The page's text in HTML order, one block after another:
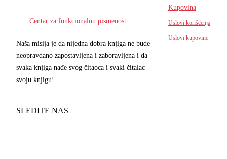
Centar za funkcionalnu pismenost
Naša misija je da nijedna dobra knjiga ne bude
neopravdano zapostavljena i zaboravljena i da
svaka knjiga nađe svog čitaoca i svaki čitalac -
svoju knjigu!
SLEDITE NAS
Kupovina
Uslovi korišćenja
Uslovi kupovine